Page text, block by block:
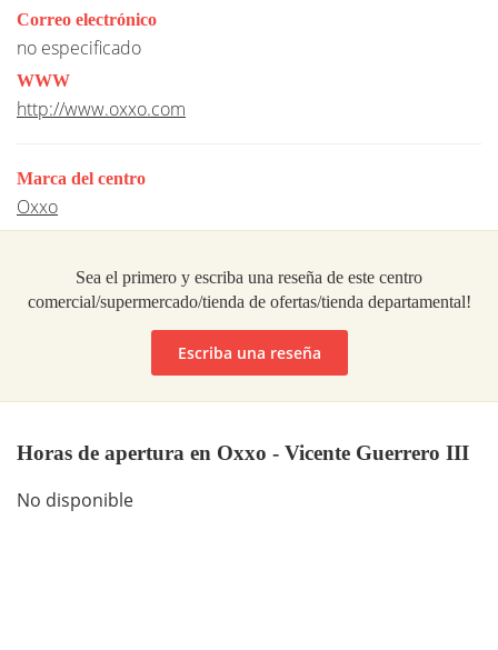
Correo electrónico
no especificado
WWW
http://www.oxxo.com
Marca del centro
Oxxo
Sea el primero y escriba una reseña de este centro
comercial/supermercado/tienda de ofertas/tienda departamental!
Escriba una reseña
Horas de apertura en Oxxo - Vicente Guerrero III
No disponible